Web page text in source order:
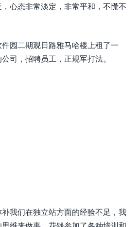
心态非常淡定，非常平和，不慌不
园二期观日路雅马哈楼上租了一
司，招聘员工，正规军打法。
我们在独立站方面的经验不足，我